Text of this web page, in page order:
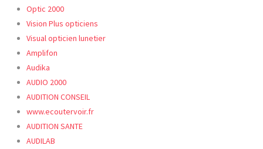
Optic 2000
Vision Plus opticiens
Visual opticien lunetier
Amplifon
Audika
AUDIO 2000
AUDITION CONSEIL
www.ecoutervoir.fr
AUDITION SANTE
AUDILAB